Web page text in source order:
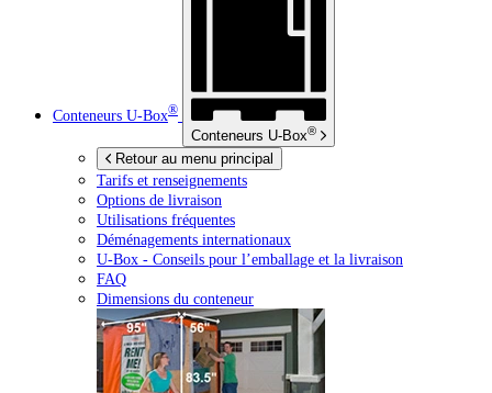
Conteneurs U-Box®
Conteneurs U-Box®
Retour au menu principal
Tarifs et renseignements
Options de livraison
Utilisations fréquentes
Déménagements internationaux
U-Box - Conseils pour l’emballage et la livraison
FAQ
Dimensions du conteneur